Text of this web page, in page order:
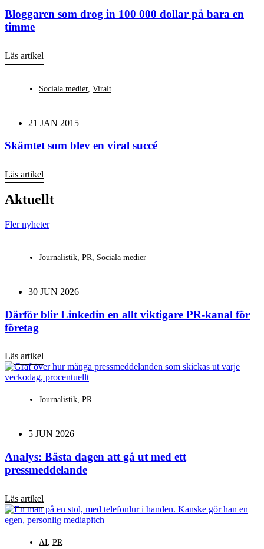
Bloggaren som drog in 100 000 dollar på bara en
timme
Läs artikel
Sociala medier, Viralt
21 JAN 2015
Skämtet som blev en viral succé
Läs artikel
Aktuellt
Fler nyheter
Journalistik PR Sociala medier
30 JUN 2026
Därför blir Linkedin en allt viktigare PR-kanal för
företag
Läs artikel
Journalistik, PR
5 JUN 2026
Analys: Bästa dagen att gå ut med ett
pressmeddelande
Läs artikel
AI PR